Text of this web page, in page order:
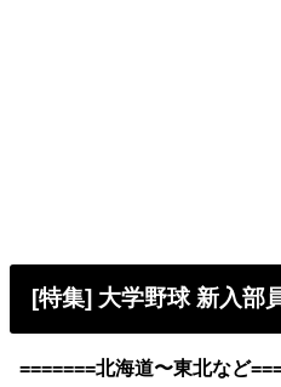
[特集] 大学野球 新入部
=======北海道〜東北など